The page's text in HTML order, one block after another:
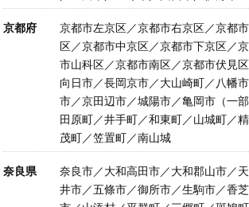
京都府
京都市左京区／京都市右京区／京都
区／京都市中京区／京都市下京区／
市山科区／京都市南区／京都市伏見
向日市／長岡京市／大山崎町／八幡
市／京田辺市／城陽市／亀岡市（一
田原町／井手町／和東町／山城町／
茂町／笠置町／南山城
奈良県
奈良市／大和高田市／大和郡山市／
井市／五條市／御所市／生駒市／香